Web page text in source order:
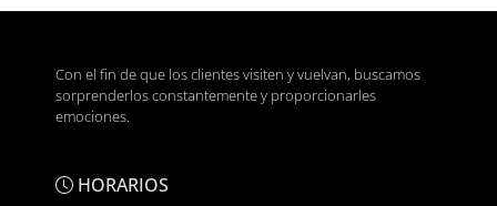
Con el fin de que los clientes visiten y vuelvan, buscamos
sorprenderlos constantemente y proporcionarles
emociones.
HORARIOS